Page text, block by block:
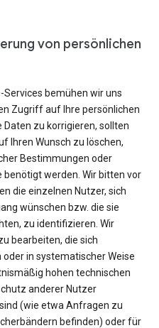
von persönlichen
Services bemühen wir uns
Zugriff auf Ihre persönlichen
Daten zu korrigieren, sollten
Ihren Wunsch zu löschen,
Bestimmungen oder
werden. Wir bitten vor
die einzelnen Nutzer, sich
wünschen bzw. die sie
zu identifizieren. Wir
bearbeiten, die sich
in systematischer Weise
hohen technischen
anderer Nutzer
(wie etwa Anfragen zu
befinden) oder für